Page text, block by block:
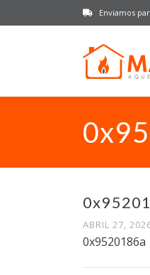
Enviamos
ABRIL 27,
0x9520186a